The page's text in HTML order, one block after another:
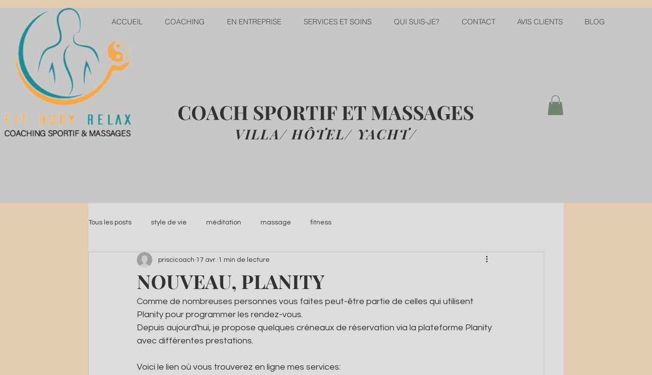
COACH SPORTIF ET MASSAGES
VILLA/ HÔTEL/ YACHT/
ACCUEIL COACHING EN ENTREPRISE SERVICES ET SOINS QUI SUIS-JE? CONTACT AVIS CLIENTS BLOG
Tous les posts style de vie méditation massage fitness
NOUVEAU, PLANITY
priscicoach 17 avr. 1 min de lecture
Comme de nombreuses personnes vous faites peut-être partie de celles qui utilisent
Planity pour programmer les rendez-vous.
Depuis aujourd'hui, je propose quelques créneaux de réservation via la plateforme Planity
avec différentes prestations.
Voici le lien où vous trouverez en ligne mes services: